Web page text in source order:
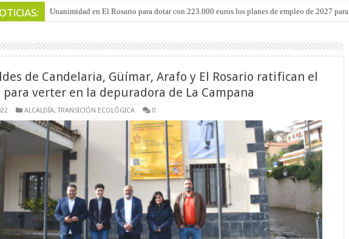
Arranca la reforma del CEIP San Isidro con las demoliciones para la instalación del ascensor
de Candelaria, Güímar, Arafo y El Rosario ratifican el
para verter en la depuradora de La Campana
ALCALDÍA,TRANSICIÓN ECOLÓGICA 0